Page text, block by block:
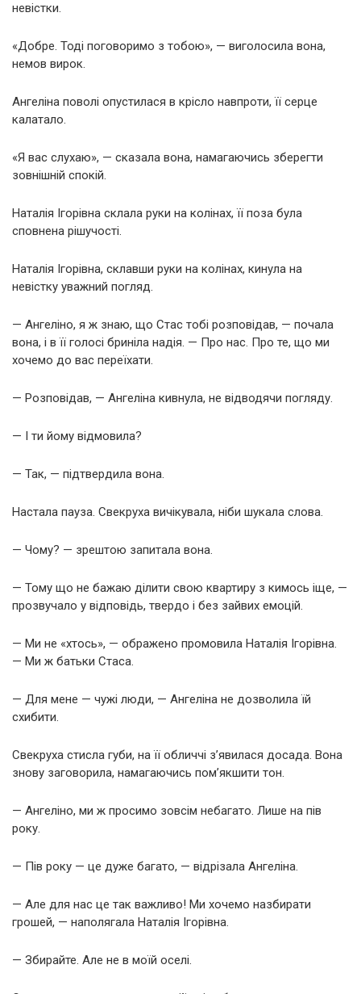
невістки.
«Добре. Тоді поговоримо з тобою», — виголосила вона,
немов вирок.
Ангеліна поволі опустилася в крісло навпроти, її серце
калатало.
«Я вас слухаю», — сказала вона, намагаючись зберегти
зовнішній спокій.
Наталія Ігорівна склала руки на колінах, її поза була
сповнена рішучості.
Наталія Ігорівна, склавши руки на колінах, кинула на
невістку уважний погляд.
— Ангеліно, я ж знаю, що Стас тобі розповідав, — почала
вона, і в її голосі бриніла надія. — Про нас. Про те, що ми
хочемо до вас переїхати.
— Розповідав, — Ангеліна кивнула, не відводячи погляду.
— І ти йому відмовила?
— Так, — підтвердила вона.
Настала пауза. Свекруха вичікувала, ніби шукала слова.
— Чому? — зрештою запитала вона.
— Тому що не бажаю ділити свою квартиру з кимось іще, —
прозвучало у відповідь, твердо і без зайвих емоцій.
— Ми не «хтось», — ображено промовила Наталія Ігорівна.
— Ми ж батьки Стаса.
— Для мене — чужі люди, — Ангеліна не дозволила їй
схибити.
Свекруха стисла губи, на її обличчі з’явилася досада. Вона
знову заговорила, намагаючись пом’якшити тон.
— Ангеліно, ми ж просимо зовсім небагато. Лише на пів
року.
— Пів року — це дуже багато, — відрізала Ангеліна.
— Але для нас це так важливо! Ми хочемо назбирати
грошей, — наполягала Наталія Ігорівна.
— Збирайте. Але не в моїй оселі.